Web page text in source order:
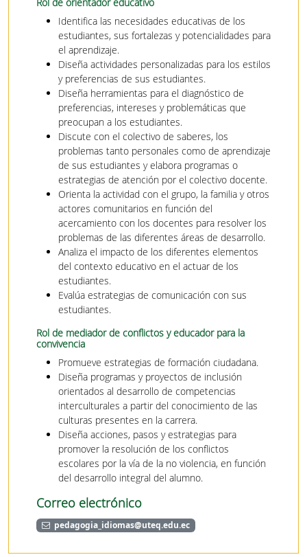
Identifica las necesidades educativas de los
estudiantes, sus fortalezas y potencialidades para
el aprendizaje.
Diseña actividades personalizadas para los estilos
y preferencias de sus estudiantes.
Diseña herramientas para el diagnóstico de
preferencias, intereses y problemáticas que
preocupan a los estudiantes.
Discute con el colectivo de saberes, los
problemas tanto personales como de aprendizaje
de sus estudiantes y elabora programas o
estrategias de atención por el colectivo docente.
Orienta la actividad con el grupo, la familia y otros
actores comunitarios en función del
acercamiento con los docentes para resolver los
problemas de las diferentes áreas de desarrollo.
Analiza el impacto de los diferentes elementos
del contexto educativo en el actuar de los
estudiantes.
Evalúa estrategias de comunicación con sus
estudiantes.
Rol de mediador de conflictos y educador para la
convivencia
Promueve estrategias de formación ciudadana.
Diseña programas y proyectos de inclusión
orientados al desarrollo de competencias
interculturales a partir del conocimiento de las
culturas presentes en la carrera.
Diseña acciones, pasos y estrategias para
promover la resolución de los conflictos
escolares por la vía de la no violencia, en función
del desarrollo integral del alumno.
Correo electrónico
pedagogia_idiomas@uteq.edu.ec